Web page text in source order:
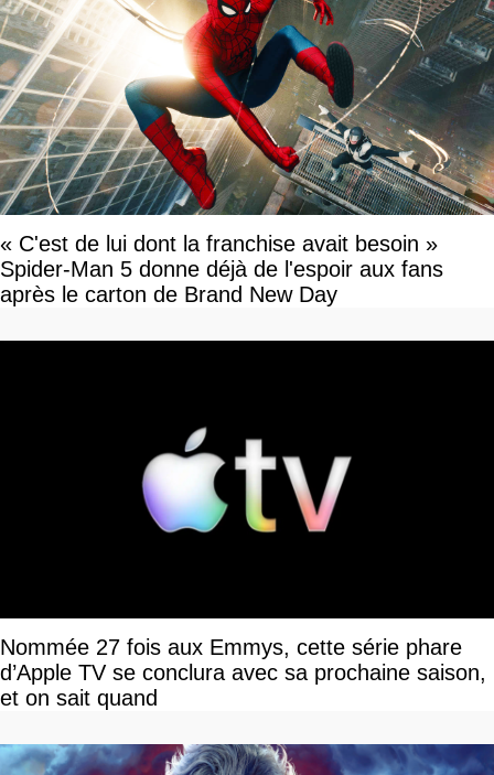
« C'est de lui dont la franchise avait besoin »
Spider-Man 5 donne déjà de l'espoir aux fans
après le carton de Brand New Day
Nommée 27 fois aux Emmys, cette série phare
d’Apple TV se conclura avec sa prochaine saison,
et on sait quand